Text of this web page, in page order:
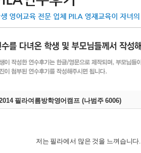
필라여름방학영어캠프 (나범주 6006)
저는 필라에서 많은 것을 느껴습니다.